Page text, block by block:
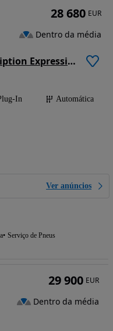
Volvo XC 40 1.5 T4 PHEV Inscription Expression
In
Automática
Ver anúncios
Serviço de Pneus
28 680 EUR
Dentro da média
29 900 EUR
Dentro da média